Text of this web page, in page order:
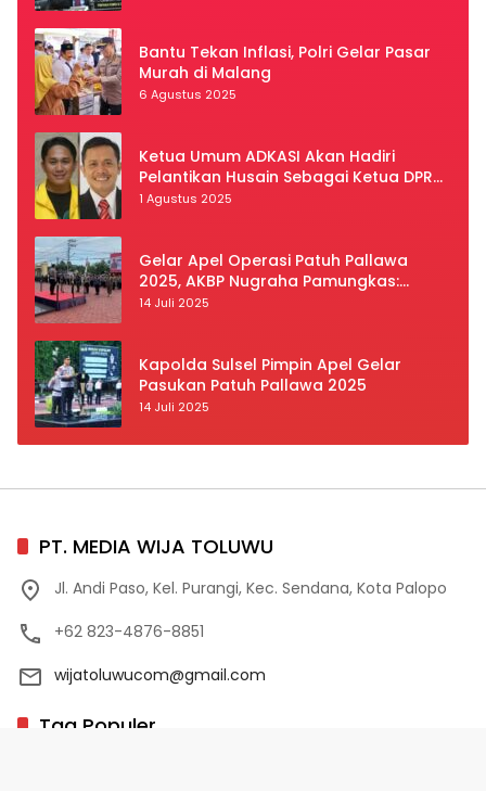
Bantu Tekan Inflasi, Polri Gelar Pasar
Murah di Malang
6 Agustus 2025
Ketua Umum ADKASI Akan Hadiri
Pelantikan Husain Sebagai Ketua DPRD
Luwu Utara
1 Agustus 2025
Gelar Apel Operasi Patuh Pallawa
2025, AKBP Nugraha Pamungkas:
Kedisiplinan dan Keselamatan Jadi
14 Juli 2025
Kapolda Sulsel Pimpin Apel Gelar
Pasukan Patuh Pallawa 2025
14 Juli 2025
PT. MEDIA WIJA TOLUWU
Jl. Andi Paso, Kel. Purangi, Kec. Sendana, Kota Palopo
+62 823-4876-8851
wijatoluwucom@gmail.com
Tag Populer